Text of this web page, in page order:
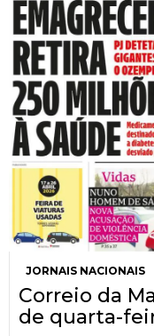
JORNAIS NACIONAIS
Correio da
de quarta-